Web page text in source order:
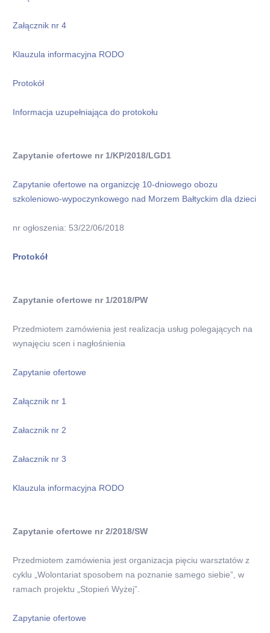
Załącznik nr 4
Klauzula informacyjna RODO
Protokół
Informacja uzupełniająca do protokołu
Zapytanie ofertowe nr 1/KP/2018/LGD1
Zapytanie ofertowe na organizcję 10-dniowego obozu
szkoleniowo-wypoczynkowego nad Morzem Bałtyckim dla dzieci
nr ogłoszenia: 53/22/06/2018
Protokół
Zapytanie ofertowe nr 1/2018/PW
Przedmiotem zamówienia jest realizacja usług polegających na
wynajęciu scen i nagłośnienia
Zapytanie ofertowe
Załącznik nr 1
Załacznik nr 2
Załacznik nr 3
Klauzula informacyjna RODO
Zapytanie ofertowe nr 2/2018/SW
Przedmiotem zamówienia jest organizacja pięciu warsztatów z
cyklu „Wolontariat sposobem na poznanie samego siebie”, w
ramach projektu „Stopień Wyżej”.
Zapytanie ofertowe